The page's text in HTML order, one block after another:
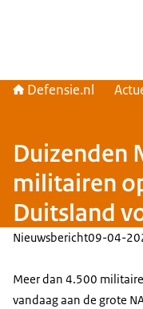
Defensie.nl
Duizenden
militairen
Duitsland
Nieuwsbericht09-04-
Meer dan 4.500
vandaag aan de grote